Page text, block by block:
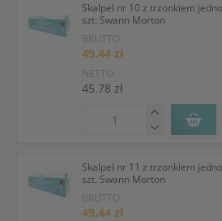
Skalpel nr 10 z trzonkiem
szt. Swann Morton
BRUTTO
49.44 zł
NETTO
45.78 zł
Skalpel nr 11 z trzonkiem
szt. Swann Morton
BRUTTO
49.44 zł